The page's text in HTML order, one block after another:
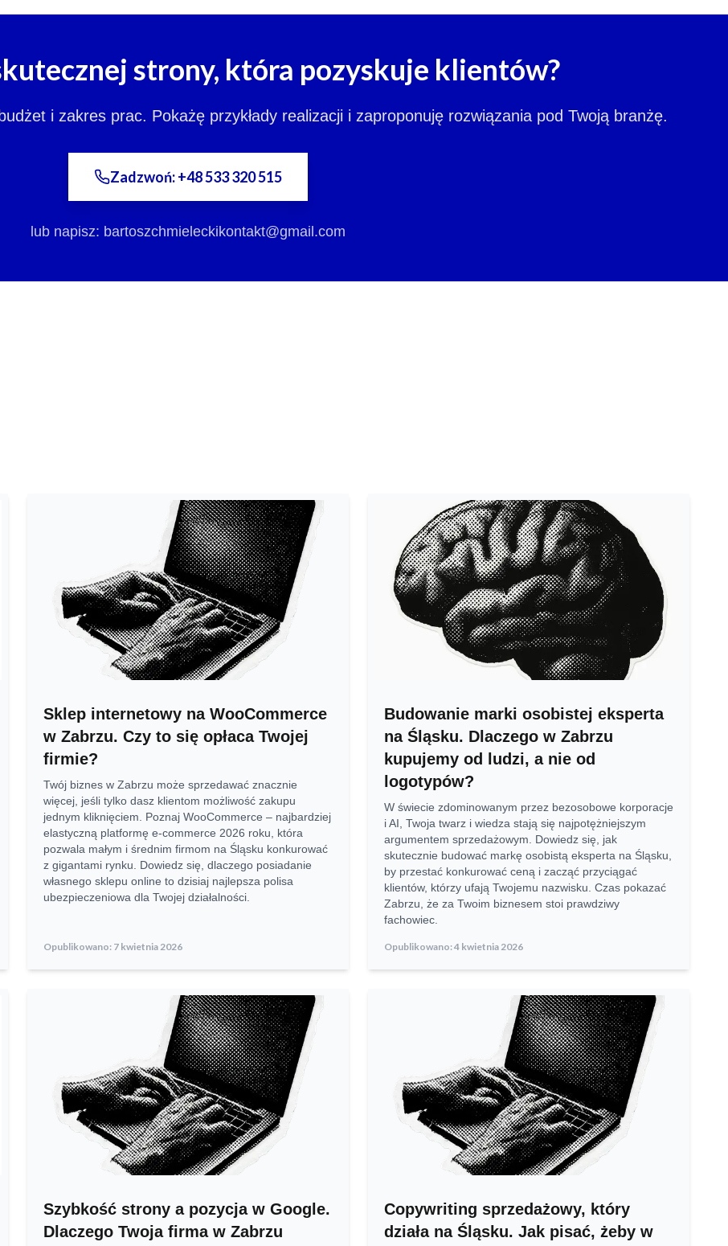
strony, która pozyskuje klientów?
i zakres prac. Pokażę przykłady realizacji i zaproponuję rozwiązania pod Twoją branżę.
Zadzwoń: +48 533 320 515
lub napisz: bartoszchmieleckikontakt@gmail.com
Sklep internetowy na WooCommerce
w Zabrzu. Czy to się opłaca Twojej
firmie?
Twój biznes w Zabrzu może sprzedawać znacznie
więcej, jeśli tylko dasz klientom możliwość zakupu
jednym kliknięciem. Poznaj WooCommerce – najbardziej
elastyczną platformę e-commerce 2026 roku, która
pozwala małym i średnim firmom na Śląsku konkurować
z gigantami rynku. Dowiedz się, dlaczego posiadanie
własnego sklepu online to dzisiaj najlepsza polisa
ubezpieczeniowa dla Twojej działalności.
Opublikowano: 7 kwietnia 2026
Budowanie marki osobistej eksperta
na Śląsku. Dlaczego w Zabrzu
kupujemy od ludzi, a nie od
logotypów?
W świecie zdominowanym przez bezosobowe korporacje
i AI, Twoja twarz i wiedza stają się najpotężniejszym
argumentem sprzedażowym. Dowiedz się, jak
skutecznie budować markę osobistą eksperta na Śląsku,
by przestać konkurować ceną i zacząć przyciągać
klientów, którzy ufają Twojemu nazwisku. Czas pokazać
Zabrzu, że za Twoim biznesem stoi prawdziwy
fachowiec.
Opublikowano:4 kwietnia 2026
Szybkość strony a pozycja w Google.
Dlaczego Twoja firma w Zabrzu
Copywriting sprzedażowy, który
działa na Śląsku. Jak pisać, żeby w